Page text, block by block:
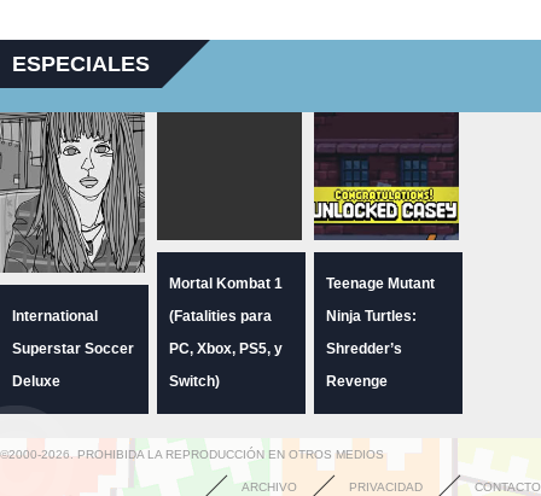
ESPECIALES
International
Superstar Soccer
Deluxe
Mortal Kombat 1
(Fatalities para
PC, Xbox, PS5, y
Switch)
Teenage Mutant
Ninja Turtles:
Shredder’s
Revenge
©2000-2026. PROHIBIDA LA REPRODUCCIÓN EN OTROS MEDIOS
ARCHIVO PRIVACIDAD CONTACTO